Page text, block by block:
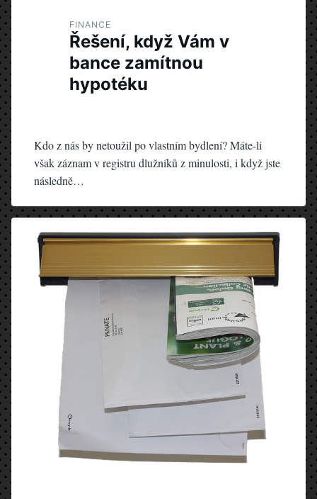
FINANCE
Řešení, když Vám v
bance zamítnou
hypotéku
Kdo z nás by netoužil po vlastním bydlení? Máte-li
však záznam v registru dlužníků z minulosti, i když jste
následně…